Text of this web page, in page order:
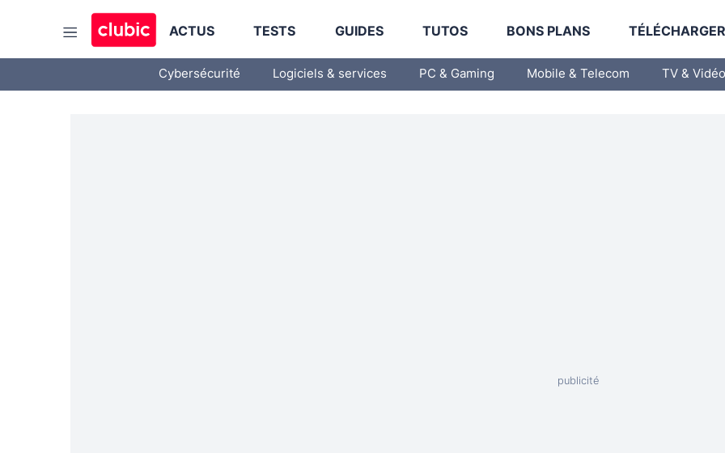
ACTUS TESTS GUIDES TUTOS BONS PLANS
Cybersécurité Logiciels & services PC & Gaming Mobile & Telecom TV & Vidéo